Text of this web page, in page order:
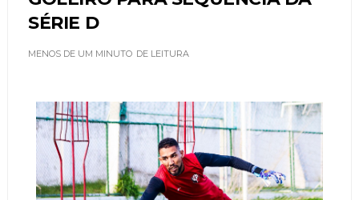
SÉRIE D
MENOS DE UM MINUTO DE LEITURA